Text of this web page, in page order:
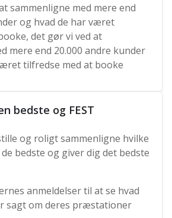
sammenligne med mere end
og hvad de har været
det gør vi ved at
mere end 20.000 andre kunder
tilfredse med at booke
bedste og FEST
og roligt sammenligne hvilke
bedste og giver dig det bedste
anmeldelser til at se hvad
sagt om deres præstationer